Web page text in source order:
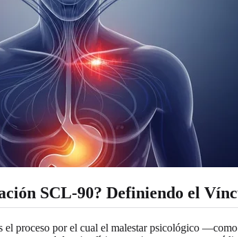
SCL-90? Definiendo el
el proceso por el cual el malestar psicológico